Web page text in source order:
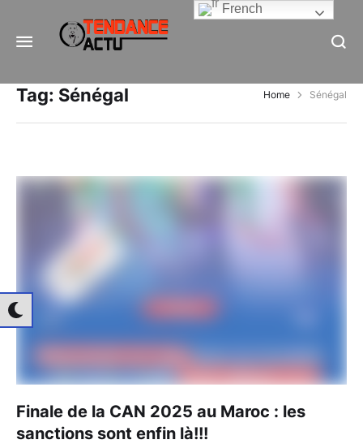
Informe Pour Bâtir / Inform To Build
Tag: Sénégal Home Sénégal
Finale de la CAN 2025 au Maroc : les
sanctions sont enfin là!!!
French